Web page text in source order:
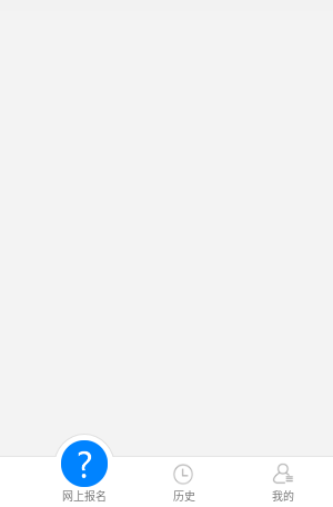
网上报名 历史 我的